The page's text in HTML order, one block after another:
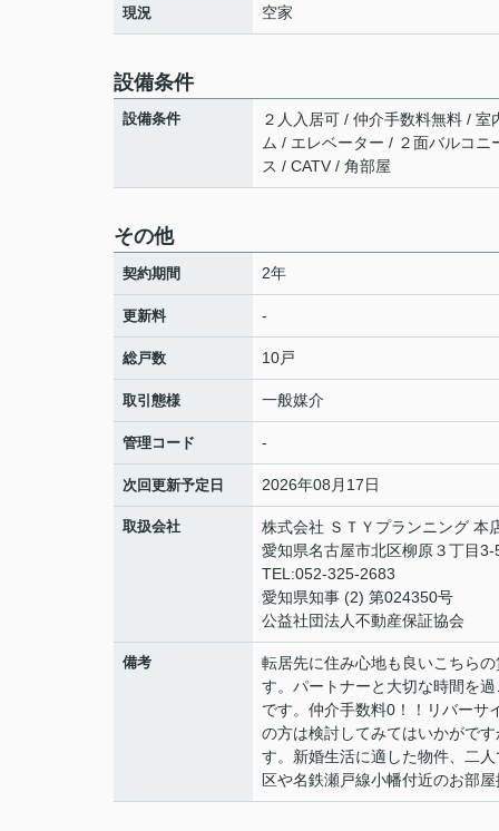
現況 空家
設備条件
設備条件
２人入居可 / 仲介手数料無料 /
ム / エレベーター / ２面バルコ
ス / CATV / 角部屋
その他
契約期間 2年
更新料 -
総戸数 10戸
取引態様 一般媒介
管理コード -
次回更新予定日 2026年08月17日
取扱会社
株式会社 ＳＴＹプランニング 本
愛知県名古屋市北区柳原３丁目
TEL:052-325-2683
愛知県知事 (2) 第024350号
公益社団法人不動産保証協会
備考
転居先に住み心地も良いこちら
す。パートナーと大切な時間を
です。仲介手数料0！！リバーサ
の方は検討してみてはいかがで
す。新婚生活に適した物件、二
区や名鉄瀬戸線小幡付近のお部